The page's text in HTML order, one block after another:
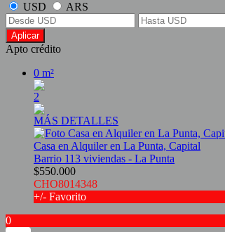
USD
ARS
Aplicar
Apto crédito
0 m²
2
MÁS DETALLES
Casa en Alquiler en La Punta, Capital
Barrio 113 viviendas - La Punta
$550.000
CHO8014348
+/- Favorito
0